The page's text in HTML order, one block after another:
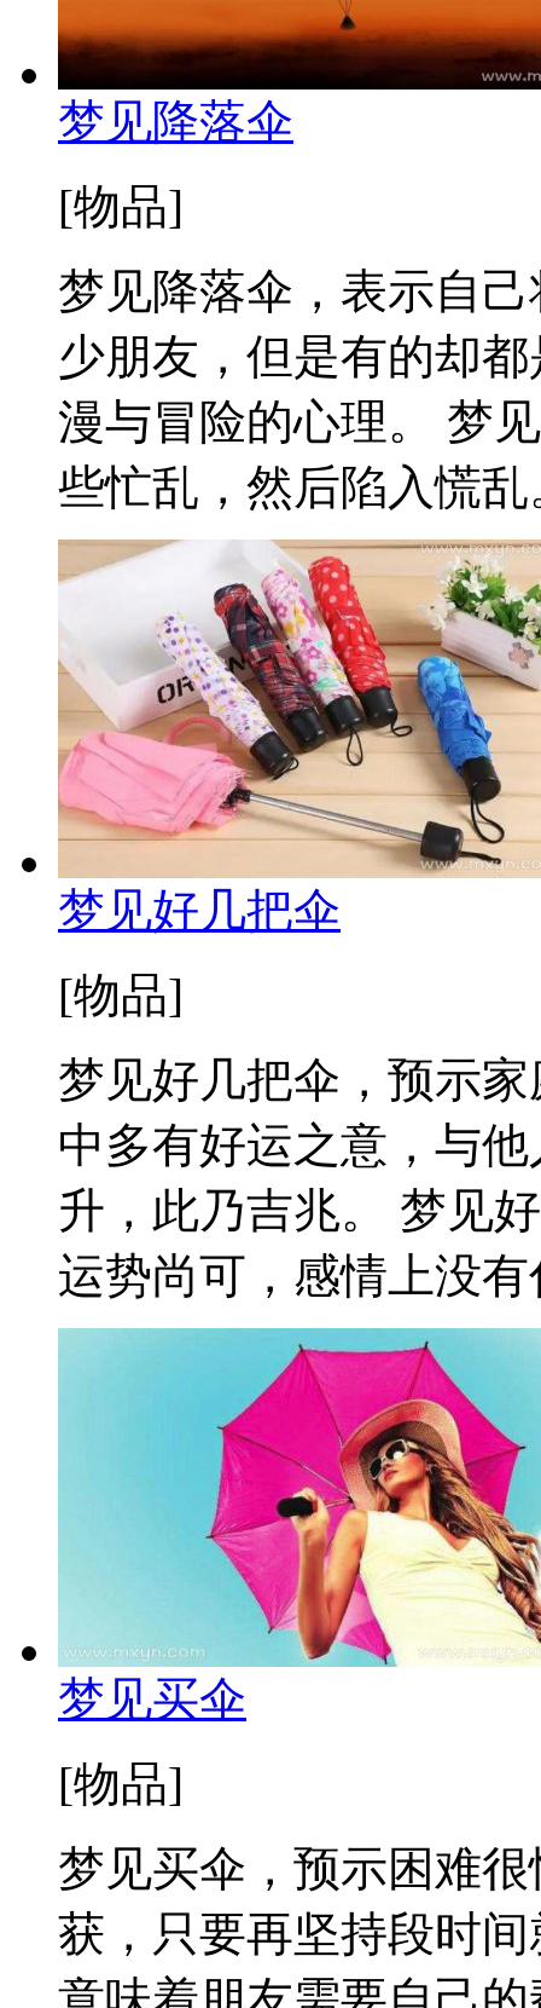
梦见降落伞
[物品]
梦见降落伞，表示自
少朋友，但是有的却
漫与冒险的心理。 梦
些忙乱，然后陷入慌
梦见好几把伞
[物品]
梦见好几把伞，预示
中多有好运之意，与
升，此乃吉兆。 梦见
运势尚可，感情上没
梦见买伞
[物品]
梦见买伞，预示困难
获，只要再坚持段时